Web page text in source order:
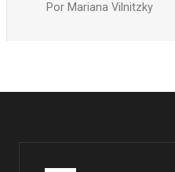
Por Mariana Vilnitzky